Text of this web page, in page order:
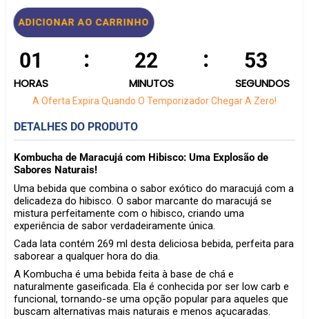
ADICIONAR AO CARRINHO
01 : 22 : 53
HORAS MINUTOS SEGUNDOS
A Oferta Expira Quando O Temporizador Chegar A Zero!
DETALHES DO PRODUTO
Kombucha de Maracujá com Hibisco: Uma Explosão de
Sabores Naturais!
Uma bebida que combina o sabor exótico do maracujá com a
delicadeza do hibisco. O sabor marcante do maracujá se
mistura perfeitamente com o hibisco, criando uma
experiência de sabor verdadeiramente única.
Cada lata contém 269 ml desta deliciosa bebida, perfeita para
saborear a qualquer hora do dia.
A Kombucha é uma bebida feita à base de chá e
naturalmente gaseificada. Ela é conhecida por ser low carb e
funcional, tornando-se uma opção popular para aqueles que
buscam alternativas mais naturais e menos açucaradas.